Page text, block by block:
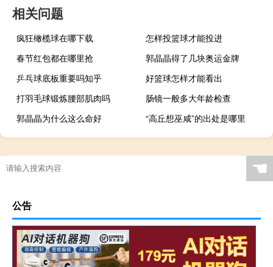
相关问题
疯狂橄榄球在哪下载
怎样投篮球才能投进
春节红包都在哪里抢
郭晶晶得了几块奥运金牌
乒乓球底板重要吗知乎
好篮球怎样才能看出
打羽毛球锻炼腰部肌肉吗
肠镜一般多大年龄检查
郭晶晶为什么这么命好
“高丘想巫咸”的出处是哪里
☚
公告